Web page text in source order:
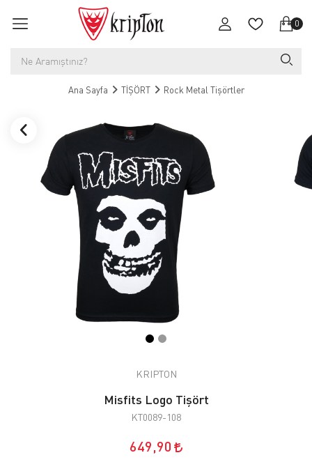
0
Ana Sayfa TİŞÖRT Rock Metal Tişörtler
KRIPTON
Misfits Logo Tişört
KT0089-108
649,90